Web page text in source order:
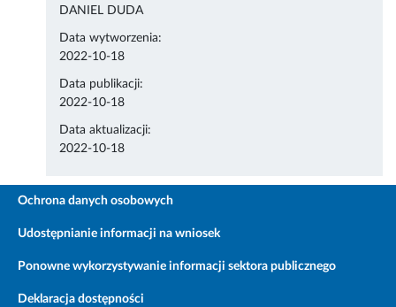
DANIEL DUDA
Data wytworzenia:
2022-10-18
Data publikacji:
2022-10-18
Data aktualizacji:
2022-10-18
Ochrona danych osobowych
Udostępnianie informacji na wniosek
Ponowne wykorzystywanie informacji sektora publicznego
Deklaracja dostępności